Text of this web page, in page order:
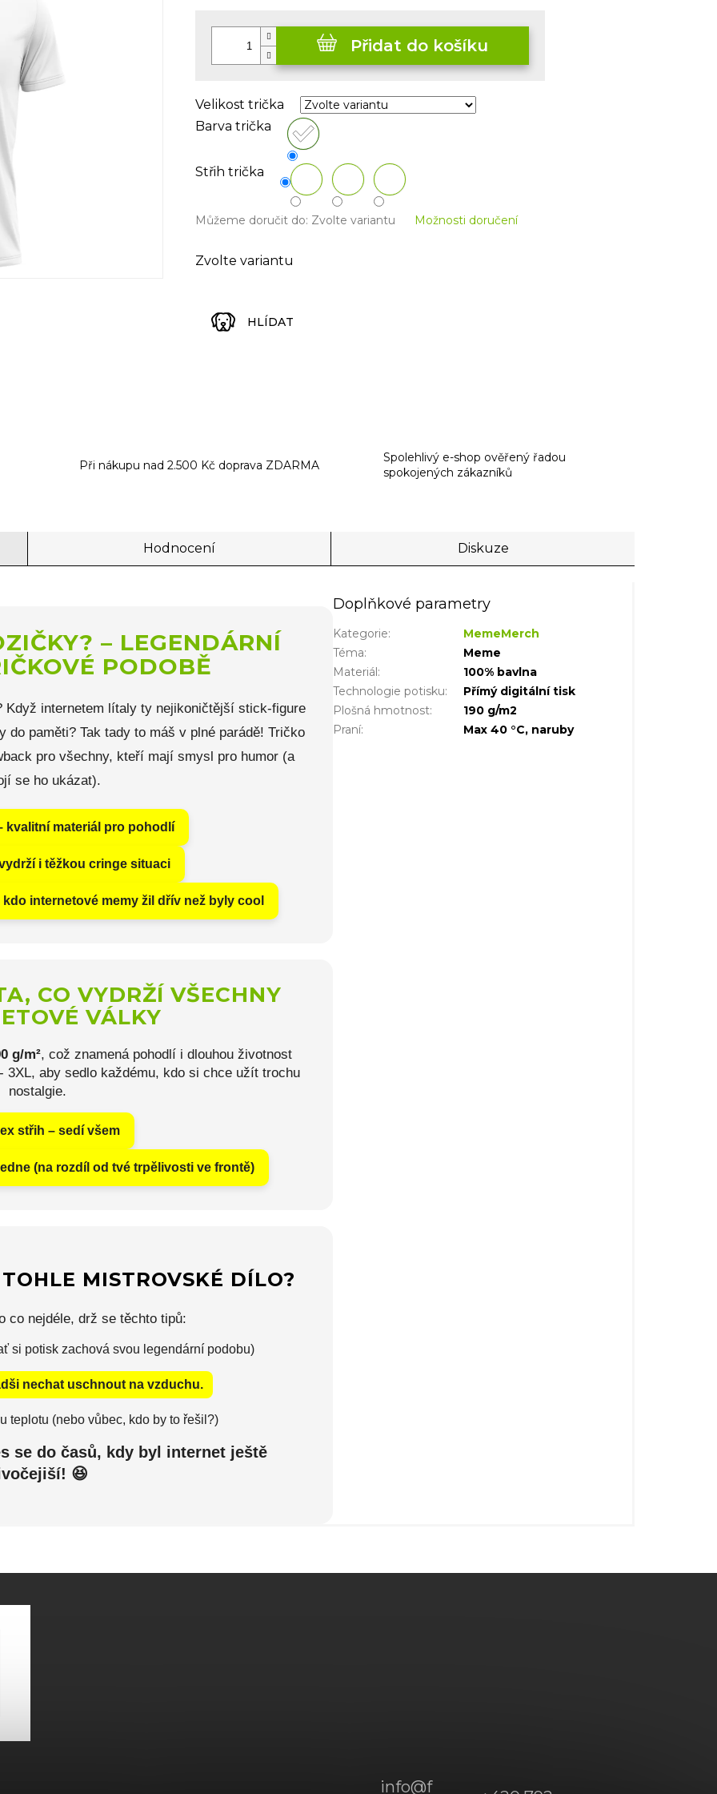
Zvolte variantu
Velikost trička
Barva trička
Střih trička
Můžeme doručit do: Zvolte variantu Možnosti doručení
Přidat do košíku
HLÍDAT
Při nákupu nad 2.500 Kč doprava ZDARMA
Spolehlivý e-shop ověřený řadou
spokojených zákazníků
Hodnocení Diskuze
– LEGENDÁRNÍ
PODOBĚ
Když internetem lítaly ty nejikoničtější stick-figure
paměti? Tak tady to máš v plné parádě! Tričko
pro všechny, kteří mají smysl pro humor (a
se ho ukázat).
kvalitní materiál pro pohodlí
i těžkou cringe situaci
internetové memy žil dřív než byly cool
CO VYDRŽÍ VŠECHNY
VÁLKY
g/m², což znamená pohodlí i dlouhou životnost
3XL, aby sedlo každému, kdo si chce užít trochu
nostalgie.
střih – sedí všem
(na rozdíl od tvé trpělivosti ve frontě)
MISTROVSKÉ DÍLO?
co nejdéle, drž se těchto tipů:
si potisk zachová svou legendární podobu)
nechat uschnout na vzduchu.
teplotu (nebo vůbec, kdo by to řešil?)
se do časů, kdy byl internet ještě
😆
Doplňkové parametry
Kategorie:
MemeMerch
Téma:
Meme
Materiál:
100% bavlna
Technologie potisku:
Přímý digitální tisk
Plošná hmotnost:
190 g/m2
Praní: Max 40 °C, naruby
info@f